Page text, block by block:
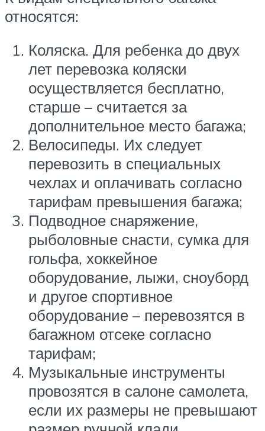
относятся:
Коляска. Для ребенка до двух
лет перевозка коляски
осуществляется бесплатно,
старше – считается за
дополнительное место багажа;
Велосипеды. Их следует
перевозить в специальных
чехлах и оплачивать согласно
тарифам превышения багажа;
Подводное снаряжение,
рыболовные снасти, сумка для
гольфа, хоккейное
оборудование, лыжи, сноуборд
и другое спортивное
оборудование – перевозятся в
багажном отсеке согласно
тарифам;
Музыкальные инструменты
провозятся в салоне самолета,
если их размеры не превышают